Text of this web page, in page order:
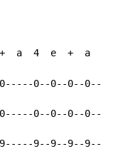
+  a  4  e  +
0--0--0--
0--0--0--
9--9--9--